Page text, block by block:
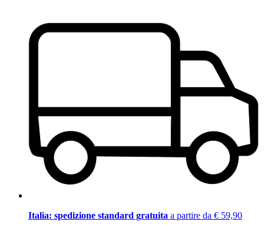
Italia: spedizione standard gratuita a partire da € 59,90